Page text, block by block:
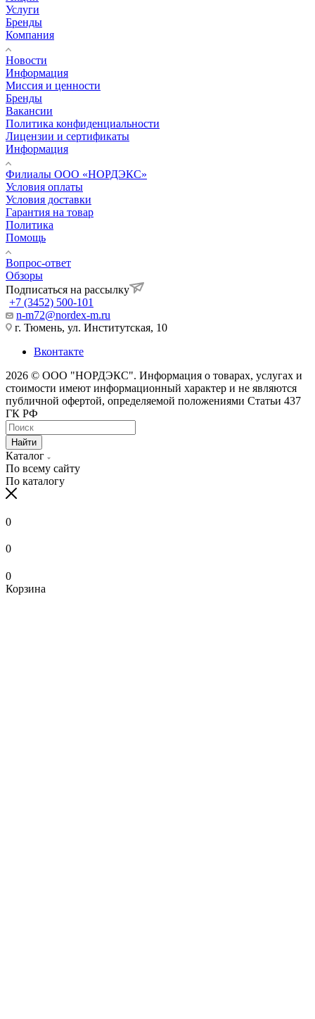
Услуги
Бренды
Компания
Новости
Информация
Миссия и ценности
Бренды
Вакансии
Политика конфиденциальности
Лицензии и сертификаты
Информация
Филиалы ООО «НОРДЭКС»
Условия оплаты
Условия доставки
Гарантия на товар
Политика
Помощь
Вопрос-ответ
Обзоры
Подписаться на рассылку
+7 (3452) 500-101
n-m72@nordex-m.ru
г. Тюмень, ул. Институтская, 10
Вконтакте
2026 © ООО "НОРДЭКС". Информация о товарах, услугах и
стоимости имеют информационный характер и не являются
публичной офертой, определяемой положениями Статьи 437
ГК РФ
Найти
Каталог
По всему сайту
По каталогу
0
0
0
Корзина